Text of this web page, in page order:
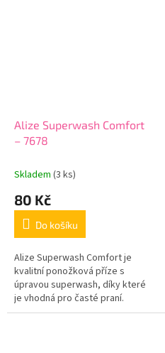
Alize Superwash Comfort
– 7678
Skladem (3 ks)
80 Kč
Do košíku
Alize Superwash Comfort je
kvalitní ponožková příze s
úpravou superwash, díky které
je vhodná pro časté praní.
Hotové výrobky jsou příjemné